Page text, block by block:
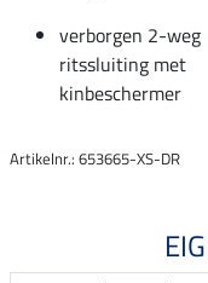
verborgen 2-weg
ritssluiting met
kinbeschermer
Artikelnr.: 653665-XS-DR